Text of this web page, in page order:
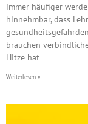
immer häufiger
hinnehmbar, dass
brauchen
Hitze hat
Weiterlesen »